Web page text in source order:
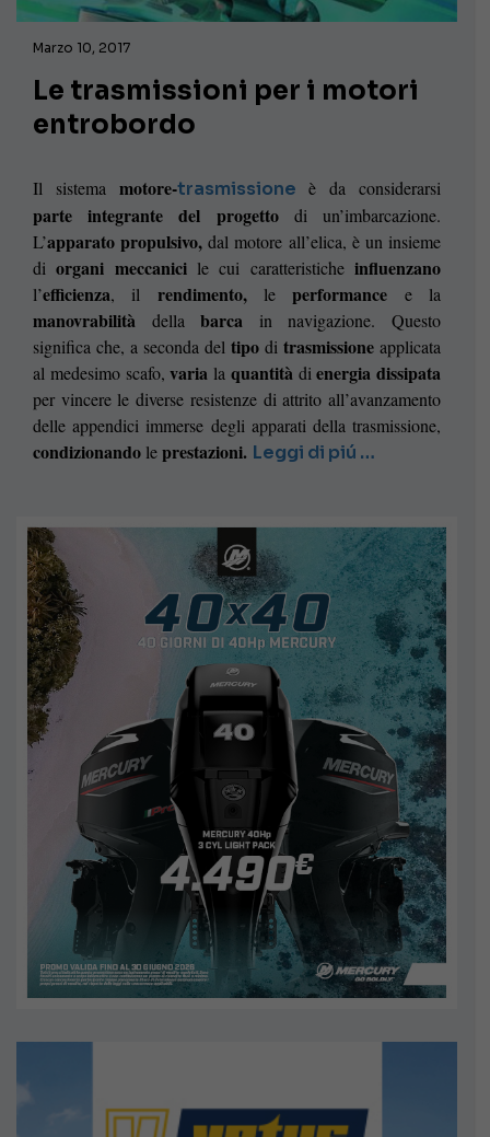
Marzo 10, 2017
Le trasmissioni per i motori
entrobordo
Il sistema motore-trasmissione è da considerarsi
parte integrante del progettodi un’imbarcazione.
L’apparato propulsivo, dal motore all’elica, è un insieme
diorgani meccanicile cui caratteristicheinfluenzano
l’efficienza, il rendimento,leperformance e la
manovrabilità dellabarca in navigazione. Questo
significa che, a seconda del tipo di trasmissione applicata
al medesimo scafo,varia la quantitàdienergia dissipata
per vincere le diverse resistenze di attrito all’avanzamento
delle appendici immerse degli apparati della trasmissione,
condizionando leprestazioni. Leggi di piú …